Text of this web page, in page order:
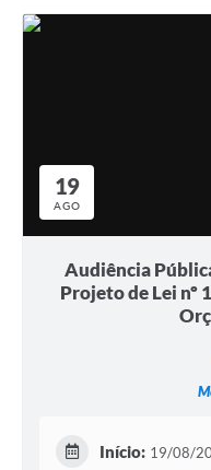
19
AGO
Audiência
Projeto de Lei nº
Início: 19/08/